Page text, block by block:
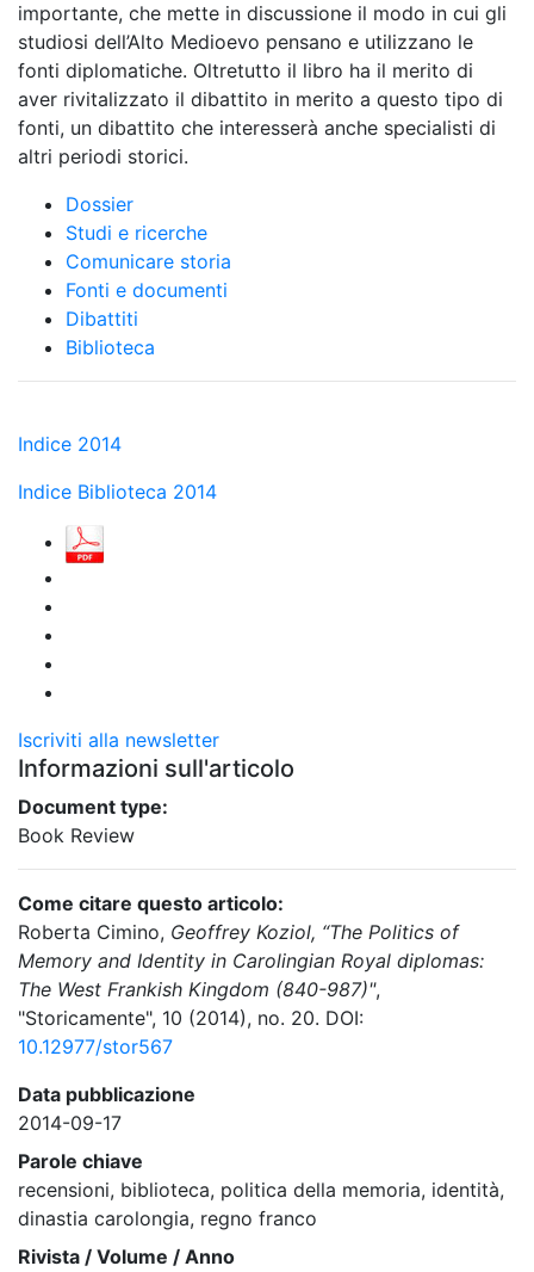
importante, che mette in discussione il modo in cui gli
studiosi dell’Alto Medioevo pensano e utilizzano le
fonti diplomatiche. Oltretutto il libro ha il merito di
aver rivitalizzato il dibattito in merito a questo tipo di
fonti, un dibattito che interesserà anche specialisti di
altri periodi storici.
Dossier
Studi e ricerche
Comunicare storia
Fonti e documenti
Dibattiti
Biblioteca
Indice 2014
Indice Biblioteca 2014
Iscriviti alla newsletter
Informazioni sull'articolo
Document type:
Book Review
Come citare questo articolo:
Roberta Cimino, Geoffrey Koziol, “The Politics of
Memory and Identity in Carolingian Royal diplomas:
The West Frankish Kingdom (840-987)",
"Storicamente", 10 (2014), no. 20. DOI:
10.12977/stor567
Data pubblicazione
2014-09-17
Parole chiave
recensioni, biblioteca, politica della memoria, identità,
dinastia carolongia, regno franco
Rivista / Volume / Anno